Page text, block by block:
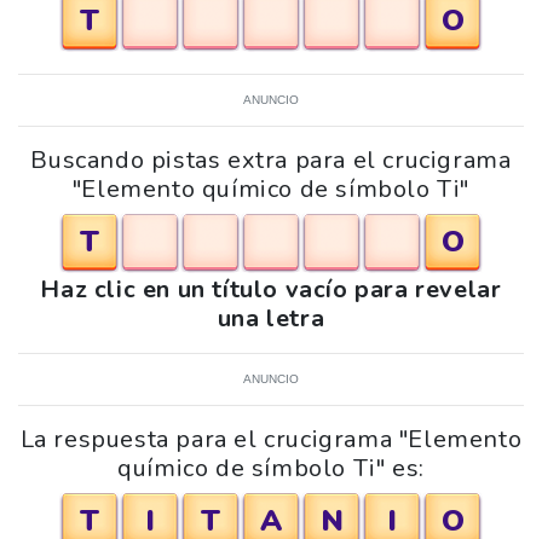
T
O
ANUNCIO
Buscando pistas extra para el crucigrama
"Elemento químico de símbolo Ti"
T O
Haz clic en un título vacío para revelar
una letra
ANUNCIO
La respuesta para el crucigrama "Elemento
químico de símbolo Ti" es:
T I T A N I O